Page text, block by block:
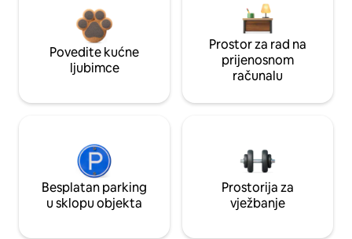
Povedite kućne
ljubimce
Prostor za rad na
prijenosnom
računalu
Besplatan parking
u sklopu objekta
Prostorija za
vježbanje